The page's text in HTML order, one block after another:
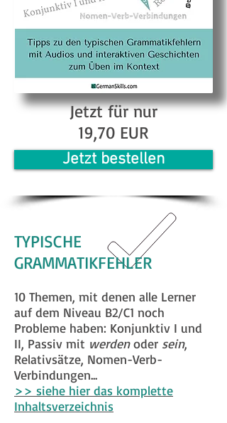
Jetzt für nur
19,70 EUR
Jetzt bestellen
TYPISCHE
GRAMMATIKFEHLER
10 Themen, mit denen alle Lerner
auf dem Niveau B2/C1 noch
Probleme haben: Konjunktiv I und
II, Passiv mit werdenoder sein,
Relativsätze, Nomen-Verb-
Verbindungen...
>> siehe hier das komplette
Inhaltsverzeichnis